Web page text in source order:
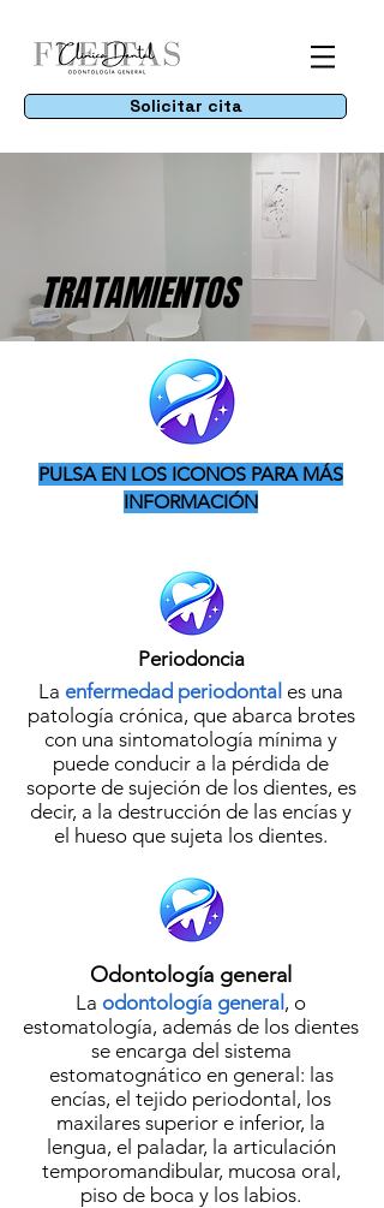
Solicitar cita
TRATAMIENTOS
PULSA EN LOS ICONOS PARA MÁS
INFORMACIÓN
Periodoncia
La enfermedad periodontal es una
patología crónica, que abarca brotes
con una sintomatología mínima y
puede conducir a la pérdida de
soporte de sujeción de los dientes, es
decir, a la destrucción de las encías y
el hueso que sujeta los dientes.
Odontología general
La odontología general , o
estomatología, además de los dientes
se encarga del sistema
estomatognático en general: las
encías, el tejido periodontal, los
maxilares superior e inferior, la
lengua, el paladar, la articulación
temporomandibular, mucosa oral,
piso de boca y los labios.